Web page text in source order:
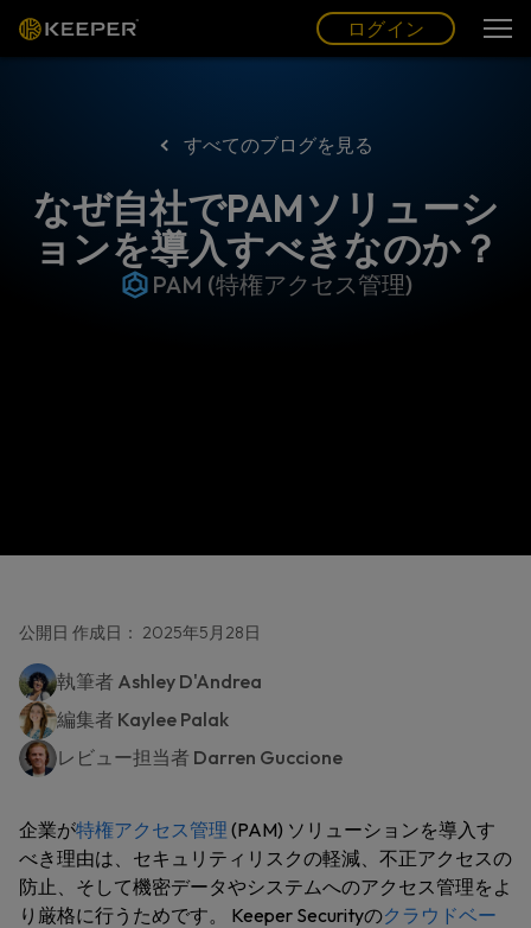
グ (JP)
ログイン
すべてのブログを見る
なぜ自社でPAMソリューシ
ョンを導入すべきなのか？
PAM (特権アクセス管理)
公開日 作成日： 2025年5月28日
執筆者 Ashley D'Andrea
編集者 Kaylee Palak
レビュー担当者 Darren Guccione
企業が特権アクセス管理 (PAM) ソリューションを導入す
べき理由は、セキュリティリスクの軽減、不正アクセスの
防止、そして機密データやシステムへのアクセス管理をよ
り厳格に行うためです。 Keeper Securityのクラウドベー